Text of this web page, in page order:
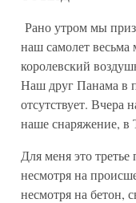
Рано утром мы
наш самолет
королевский
Наш друг Панама в
отсутствует. Вчера
наше снаряжение, в
Для меня это
несмотря на
несмотря на бетон,